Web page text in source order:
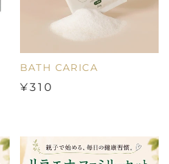
BATH CARICA
¥310